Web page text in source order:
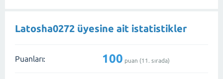
Latosha0272 üyesine ait istatistikler
Puanları: 100 puan (11 . sırada)